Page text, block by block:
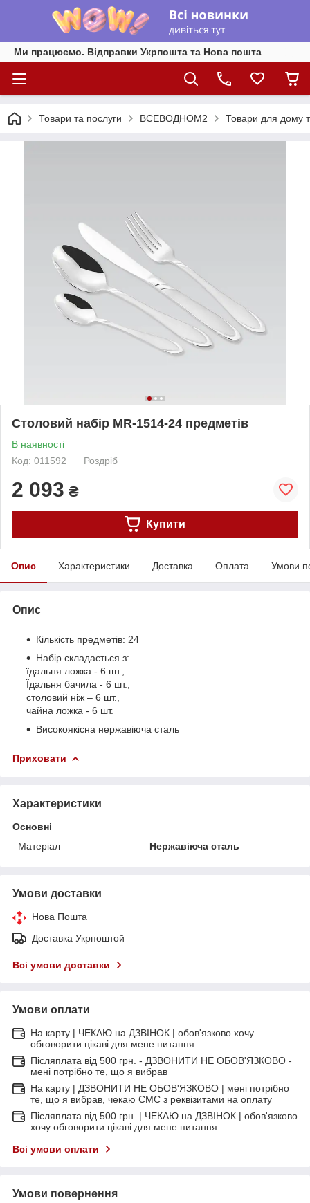
Ми працюємо. Відправки Укрпошта та Нова пошта
Товари та послуги ВСЕВОДНОМ2 Товари для дому
Столовий набір MR-1514-24 предметів
В наявності
Код: 011592
Роздріб
2 093 ₴
Купити
Опис Характеристики Доставка Оплата Умови
Опис
Кількість предметів: 24
Набір складається з:
їдальня ложка - 6 шт.,
Їдальня бачила - 6 шт.,
столовий ніж – 6 шт.,
чайна ложка - 6 шт.
Високоякісна нержавіюча сталь
Приховати
Характеристики
Основні
Матеріал
Нержавіюча сталь
Умови доставки
Нова Пошта
Доставка Укрпоштой
Всі умови доставки
Умови оплати
На карту | ЧЕКАЮ на ДЗВІНОК | обов'язково хочу
обговорити цікаві для мене питання
Післяплата від 500 грн. - ДЗВОНИТИ НЕ ОБОВ'ЯЗКОВО -
мені потрібно те, що я вибрав
На карту | ДЗВОНИТИ НЕ ОБОВ'ЯЗКОВО | мені потрібно
те, що я вибрав, чекаю СМС з реквізитами на оплату
Післяплата від 500 грн. | ЧЕКАЮ на ДЗВІНОК | обов'язково
хочу обговорити цікаві для мене питання
Всі умови оплати
Умови повернення